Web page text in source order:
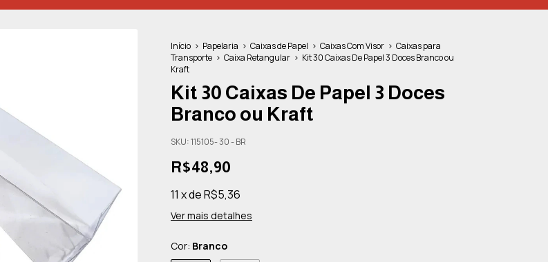
Início > Papelaria > Caixas de Papel > Caixas Com Visor > Caixas para
Transporte > Caixa Retangular > Kit 30 Caixas De Papel 3 Doces Branco ou
Kraft
Kit 30 Caixas De Papel 3 Doces
Branco ou Kraft
SKU:115105- 30 - BR
R$48,90
11 xdeR$5,36
Ver mais detalhes
Cor: Branco